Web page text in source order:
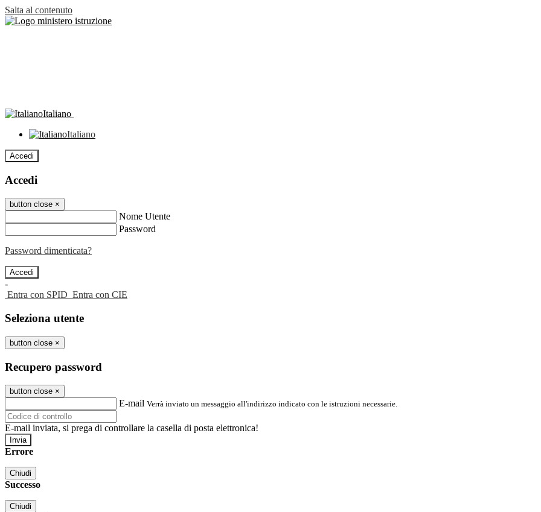
Salta al contenuto
Italiano
Italiano
Accedi
Accedi
button close ×
Nome Utente
Password
Password dimenticata?
-
Entra con SPID Entra con CIE
Seleziona utente
button close ×
Recupero password
button close ×
E-mail Verrà inviato un messaggio all'indirizzo indicato con le istruzioni necessarie.
E-mail inviata, si prega di controllare la casella di posta elettronica!
Errore
Chiudi
Successo
Chiudi